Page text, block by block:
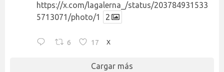
https://x.com/lagalerna_/status/203784931533
5713071/photo/1
2
6 17 X
Cargar más